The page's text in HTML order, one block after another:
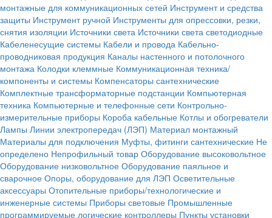
монтажные для коммуникационных сетей Инструмент и средства
защиты Инструмент ручной Инструменты для опрессовки, резки,
снятия изоляции Источники света Источники света светодиодные
Кабеленесущие системы Кабели и провода Кабельно-
проводниковая продукция Каналы настенного и потолочного
монтажа Колодки клеммные Коммуникационная техника/
компоненты и системы Компенсаторы сантехнические
Комплектные трансформаторные подстанции Компьютерная
техника Компьютерные и телефонные сети Контрольно-
измерительные приборы Короба кабельные Котлы и обогреватели
Лампы Линии электропередач (ЛЭП) Материал монтажный
Материалы для подключения Муфты, фитинги сантехнические Не
определено Непрофильный товар Оборудование высоковольтное
Оборудование низковольтное Оборудование паяльное и
сварочное Опоры, оборудование для ЛЭП Осветительные
аксессуары Отопительные приборы/технологические и
инженерные системы Приборы световые Промышленные
программируемые логические контроллеры Пункты установки